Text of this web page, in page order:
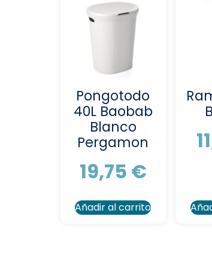
Pongotodo
40L Baobab
Blanco
Pergamon
19,75 €
Añadir al carrito